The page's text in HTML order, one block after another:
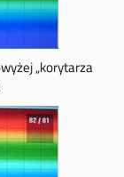
„korytarza